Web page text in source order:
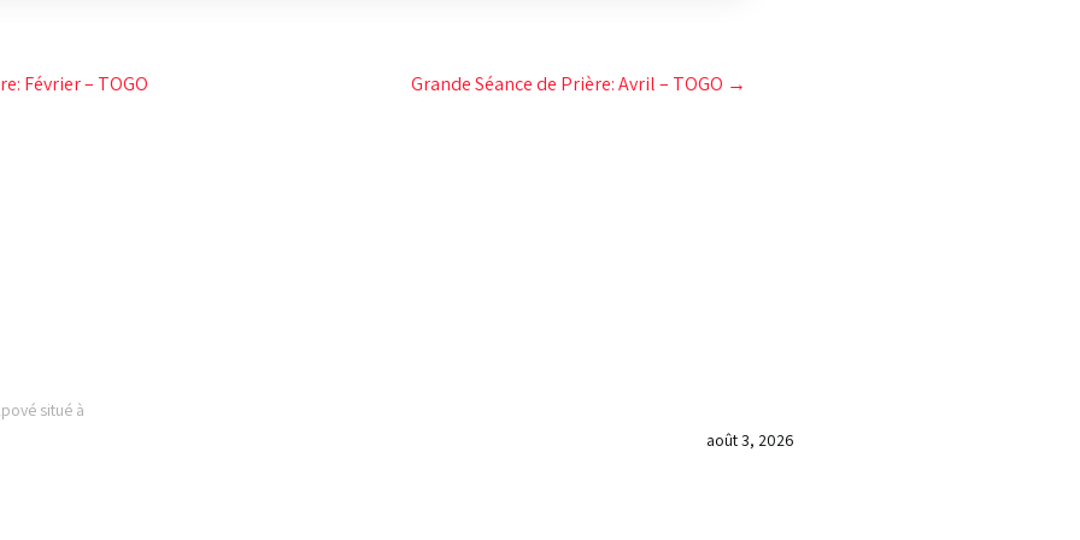
Février – TOGO Grande Séance de Prière: Avril – TOGO →
situé à
août 3, 2026